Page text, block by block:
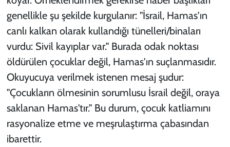
genellikle şu şekilde kurgulanır: "İsrail, Hamas'ın
canlı kalkan olarak kullandığı tünelleri/binaları
vurdu: Sivil kayıplar var."Burada odak noktası
öldürülen çocuklar değil, Hamas'ın suçlanmasıdır.
Okuyucuya verilmek istenen mesaj şudur:
"Çocukların ölmesinin sorumlusu İsrail değil, oraya
saklanan Hamas'tır." Bu durum, çocuk katliamını
rasyonalize etme ve meşrulaştırma çabasından
ibarettir.